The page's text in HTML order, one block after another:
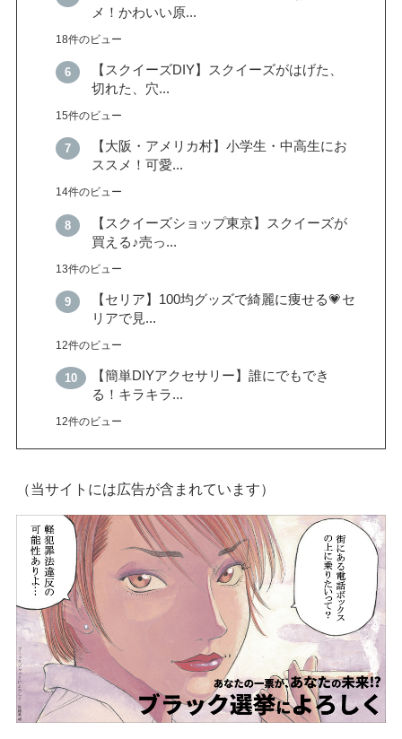
メ！かわいい原...
18件のビュー
【スクイーズDIY】スクイーズがはげた、
切れた、穴...
15件のビュー
【大阪・アメリカ村】小学生・中高生にお
ススメ！可愛...
14件のビュー
【スクイーズショップ東京】スクイーズが
買える♪売っ...
13件のビュー
【セリア】100均グッズで綺麗に痩せる💗セ
リアで見...
12件のビュー
【簡単DIYアクセサリー】誰にでもでき
る！キラキラ...
12件のビュー
（当サイトには広告が含まれています）